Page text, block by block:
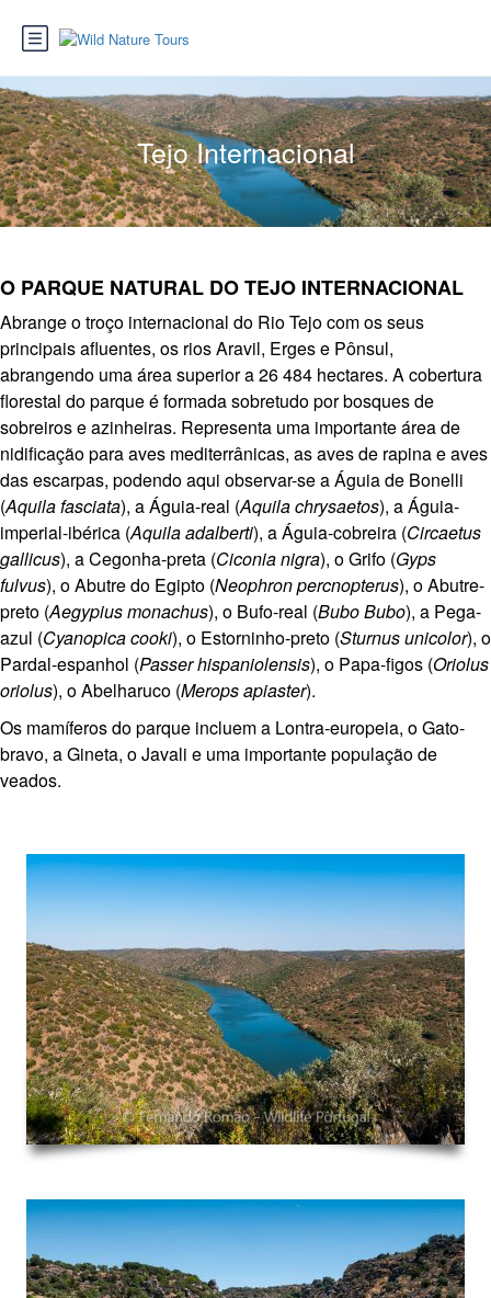
Tejo Internacional
O PARQUE NATURAL DO TEJO INTERNACIONAL
Abrange o troço internacional do Rio Tejo com os seus
principais afluentes, os rios Aravil, Erges e Pônsul,
abrangendo uma área superior a 26 484 hectares. A cobertura
florestal do parque é formada sobretudo por bosques de
sobreiros e azinheiras. Representa uma importante área de
nidificação para aves mediterrânicas, as aves de rapina e aves
das escarpas, podendo aqui observar-se a Águia de Bonelli
(Aquila fasciata), a Águia-real (Aquila chrysaetos), a Águia-
imperial-ibérica (Aquila adalberti), a Águia-cobreira (Circaetus
gallicus), a Cegonha-preta (Ciconia nigra), o Grifo (Gyps
fulvus), o Abutre do Egipto (Neophron percnopterus), o Abutre-
preto (Aegypius monachus), o Bufo-real (Bubo Bubo), a Pega-
azul (Cyanopica cooki), o Estorninho-preto (Sturnus unicolor), o
Pardal-espanhol (Passer hispaniolensis), o Papa-figos (Oriolus
oriolus), o Abelharuco (Merops apiaster).
Os mamíferos do parque incluem a Lontra-europeia, o Gato-
bravo, a Gineta, o Javali e uma importante população de
veados.